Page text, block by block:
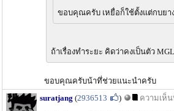
ขอบคุณครับ เหยื่อก็ใช้ตั้งแต่กบยา
ถ้าเรื่องทำระยะ คิดว่าคงเป็นตัว
ขอบคุณครับน้าทึ่ช่วยแนะนำครับ
suratjang (2936513 )
ความเห็น